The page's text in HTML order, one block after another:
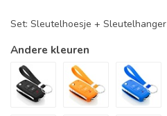
Set: Sleutelhoesje + Sleutelhanger
Andere kleuren